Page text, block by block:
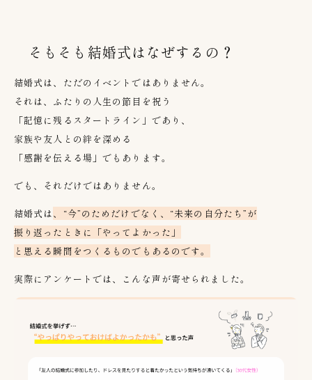
そもそも結婚式はなぜするの？
結婚式は、ただのイベントではありません。
それは、ふたりの人生の節目を祝う
「記憶に残るスタートライン」であり、
家族や友人との絆を深める
「感謝を伝える場」でもあります。
でも、それだけではありません。
結婚式は、“今”のためだけでなく、 “未来の自分たち”が
振り返ったときに「やってよかった」
と思える瞬間をつくるものでもあるのです。
実際にアンケートでは、こんな声が寄せられました。